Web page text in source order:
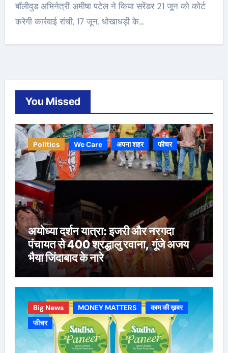
बॉलीवुड अभिनेत्री अमीषा पटेल ने किया सरेंडर 21 जून को कोर्ट
करेगी कार्रवाई रांची, 17 जून. धोखाधड़ी के…
You Missed
Politics We Care अपना शहर फीचर
अयोध्या दर्शन यात्रा: इजरी और नरगदा
पंचायत से 400 श्रद्धालु रवाना, गूंजे अजय
भैया जिंदाबाद के नारे
Big News MONEY MATTERS
काम की ख़बर
फीचर